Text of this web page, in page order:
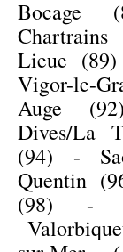
Bocage
Chartrains
Lieue (89)
Vigor-le-
Auge (92)
Dives/La
(94) -
Quentin
(98) -